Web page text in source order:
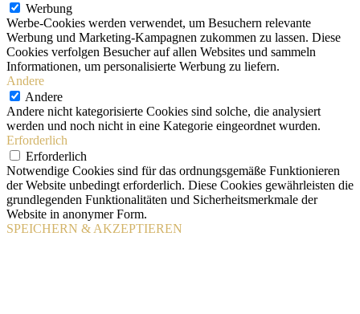
Werbung
Werbe-Cookies werden verwendet, um Besuchern relevante
Werbung und Marketing-Kampagnen zukommen zu lassen. Diese
Cookies verfolgen Besucher auf allen Websites und sammeln
Informationen, um personalisierte Werbung zu liefern.
Andere
Andere
Andere nicht kategorisierte Cookies sind solche, die analysiert
werden und noch nicht in eine Kategorie eingeordnet wurden.
Erforderlich
Erforderlich
Notwendige Cookies sind für das ordnungsgemäße Funktionieren
der Website unbedingt erforderlich. Diese Cookies gewährleisten die
grundlegenden Funktionalitäten und Sicherheitsmerkmale der
Website in anonymer Form.
SPEICHERN & AKZEPTIEREN